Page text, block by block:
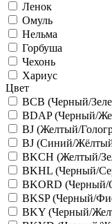
Ленок
Омуль
Нельма
Горбуша
Чехонь
Хариус
Цвет
BCB (Черный/
BDAP (Черный/
BJ (Желтый/
BJ (Синий/
BKCH (Желтый/
BKHL (Черный/
BKORD (Черный/
BKSP (Черный/
BKY (Черный/